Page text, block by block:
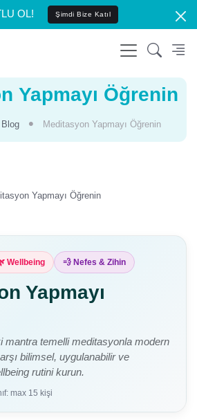
OL! Şimdi Bize Katıl
Yapmayı Öğrenin
Blog Meditasyon Yapmayı Öğrenin
Yapmayı Öğrenin
Wellbeing 💨 Nefes & Zihin
Yapmayı
mantra temelli meditasyonla modern
bilimsel, uygulanabilir ve
rutini kurun.
max 15 kişi